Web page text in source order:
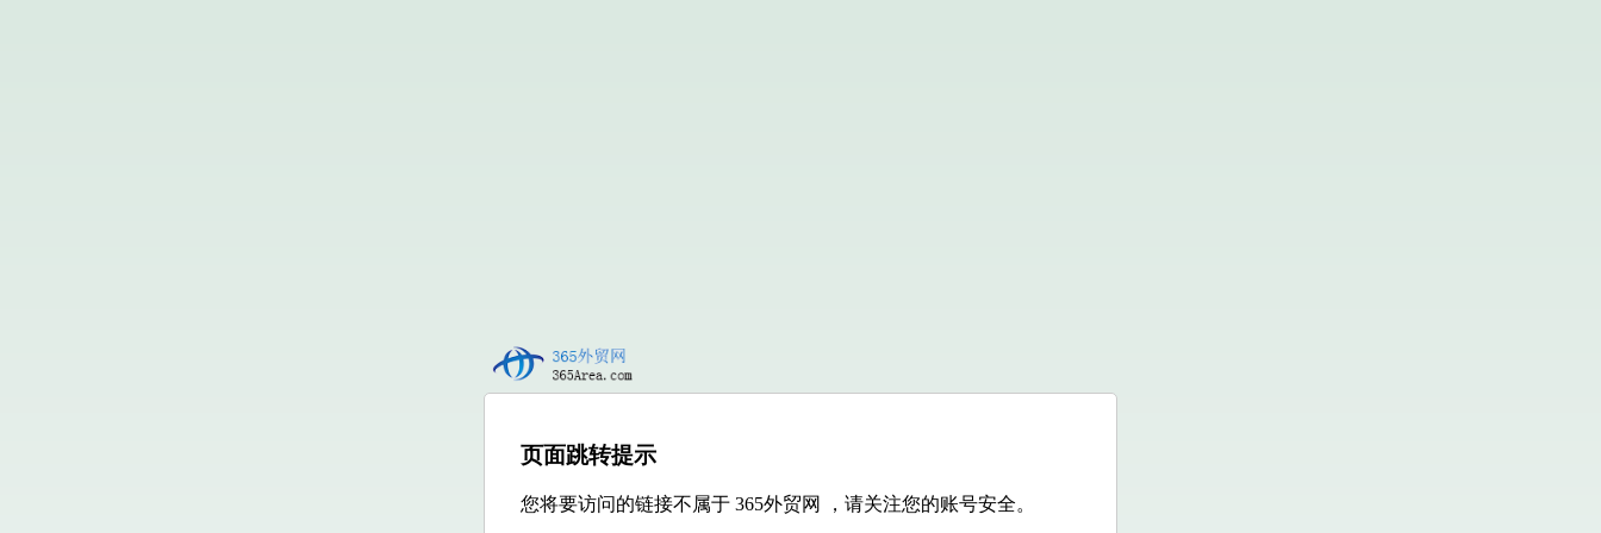
页面跳转提示
您将要访问的链接不属于 365外贸网 ，请关注您的账号安全。